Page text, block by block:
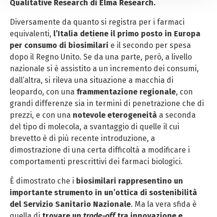
analitici e di profilazione, clicca su «Accetta tutti». Per
Per chiudere il banner e rifiutarli clicca sul tasto
«RIFIUTA»; in questo caso, la navigazione proseguirà
esclusivamente con i cookie tecnici. Per maggiori
informazioni, ti invitiamo a leggere la nostra Cookie
Policy.
Qualitative Research di Elma Research.
Diversamente da quanto si registra per i farmaci
equivalenti, l’Italia detiene il primo posto in Europa
per consumo di biosimilari e il secondo per spesa
dopo il Regno Unito. Se da una parte, però, a livello
nazionale si è assistito a un incremento dei consumi,
dall’altra, si rileva una situazione a macchia di
leopardo, con una frammentazione regionale, con
grandi differenze sia in termini di penetrazione che di
prezzi, e con una notevole eterogeneità a seconda
del tipo di molecola, a svantaggio di quelle il cui
brevetto è di più recente introduzione, a
dimostrazione di una certa difficoltà a modificare i
comportamenti prescrittivi dei farmaci biologici.
È dimostrato che i biosimilari rappresentino un
importante strumento in un’ottica di sostenibilità
del Servizio Sanitario Nazionale. Ma la vera sfida è